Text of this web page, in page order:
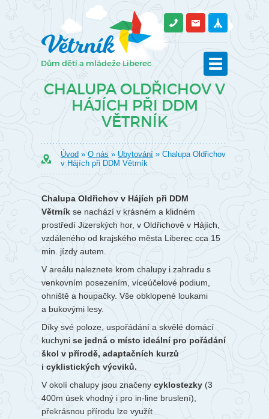
CHALUPA OLDŘICHOV V
HÁJÍCH PŘI DDM
VĚTRNÍK
Úvod » O nás » Ubytování » Chalupa Oldřichov
v Hájích při DDM Větrník
Chalupa Oldřichov v Hájích při DDM
Větrník se nachází v krásném a klidném
prostředí Jizerských hor, v Oldřichově v Hájích,
vzdáleného od krajského města Liberec cca 15
min. jízdy autem.
V areálu naleznete krom chalupy i zahradu s
venkovním posezením, víceúčelové podium,
ohniště a houpačky. Vše obklopené loukami
a bukovými lesy.
Díky své poloze, uspořádání a skvělé domácí
kuchyni se jedná o místo ideální pro pořádání
škol v přírodě, adaptačních kurzů
i cyklistických výcviků.
V okolí chalupy jsou značeny cyklostezky (3
400m úsek vhodný i pro in-line bruslení),
překrásnou přírodu lze využít